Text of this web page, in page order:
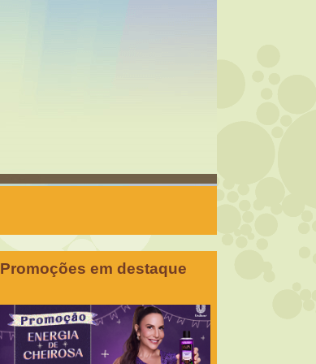
Promoções em destaque